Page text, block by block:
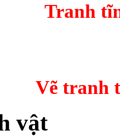
Tranh
Vẽ tranh
vật